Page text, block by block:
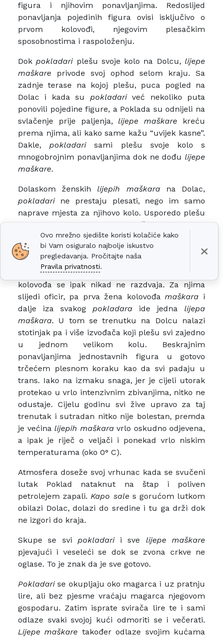
figura i njihovim ponavljanjima. Redoslijed
ponavljanja pojedinih figura ovisi isključivo o
prvom kolovođi, njegovim plesačkim
sposobnostima i raspoloženju.
Dokpokladariplešu svoje kolo na Dolcu, lijepe
maškare privode svoj ophod selom kraju. Sa
zadnje terase na kojoj plešu, puca pogled na
Dolac i kada su pokladariveć nekoliko puta
ponovili pojedine figure, a Poklada su odnijeli na
svlačenje prije paljenja, lijepe maškare kreću
prema njima, ali kako same kažu “uvijek kasne”.
Dakle,pokladarisami plešu svoje kolo s
mnogobrojnim ponavljanjima dok ne dođu lijepe
maškare.
Dolaskom ženskih lijepih maškarana Dolac,
pokladarine prestaju plesati, nego im samo
naprave mjesta za njihovo kolo. Usporedo plešu
više ne izvode sve
figure već samo one jednostavnije. Nakon
nekoliko ponavljanja kolovođapokladara
daje
znak da se ta dva kola stope u jedno,
međusobno se pomiješaju. Par
pokladarskih
kolovođa se ipak nikad ne razdvaja. Za njima
slijedi oficir, pa prva žena kolovođamaškara i
dalje iza svakog pokladara ide jedna lijepa
maškara. U tom se trenutku na Dolcu nalazi
stotinjak pa i više izvođača koji plešu svi zajedno
u jednom velikom kolu. Beskrajnim
ponavljanjima jednostavnih figura u gotovo
trčećem plesnom koraku kao da svi padaju u
trans. Iako na izmaku snaga, jer je cijeli utorak
protekao u vrlo intenzivnim zbivanjima, nitko ne
odustaje. Cijelu godinu svi žive upravo za taj
trenutak i sutradan nitko nije bolestan, premda
je većina lijepih maškaravrlo oskudno odjevena,
a ipak je riječ o veljači i ponekad vrlo niskim
temperaturama (oko 0° C).
Atmosfera doseže svoj vrhunac kada se svučeni
lutak Poklad nataknut na štap i poliven
petrolejem zapali.Kapo sales gorućom lutkom
obilazi Dolac, dolazi do sredine i tu ga drži dok
ne izgori do kraja.
Skupe se svi pokladari i sve lijepe maškare
pjevajući i veseleći se dok se zvona crkve ne
oglase. To je znak da je sve gotovo.
Pokladarise okupljaju oko magarca i uz pratnju
lire, ali bez pjesme vraćaju magarca njegovom
gospodaru. Zatim isprate svirača lire te i sami
odlaze svaki svojoj kući odmoriti se i večerati.
Lijepe maškare također odlaze svojim kućama
Ovo mrežno sjedište koristi kolačiće kako
bi Vam osiguralo najbolje iskustvo
pregledavanja. Pročitajte naša
Pravila privatnosti.